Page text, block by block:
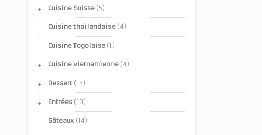
Cuisine Suisse (5)
Cuisine thaïlandaise (4)
Cuisine Togolaise (1)
Cuisine vietnamienne (4)
Dessert (15)
Entrées (10)
Gâteaux (14)